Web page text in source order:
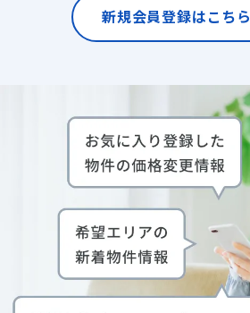
新規会員登録はこちら